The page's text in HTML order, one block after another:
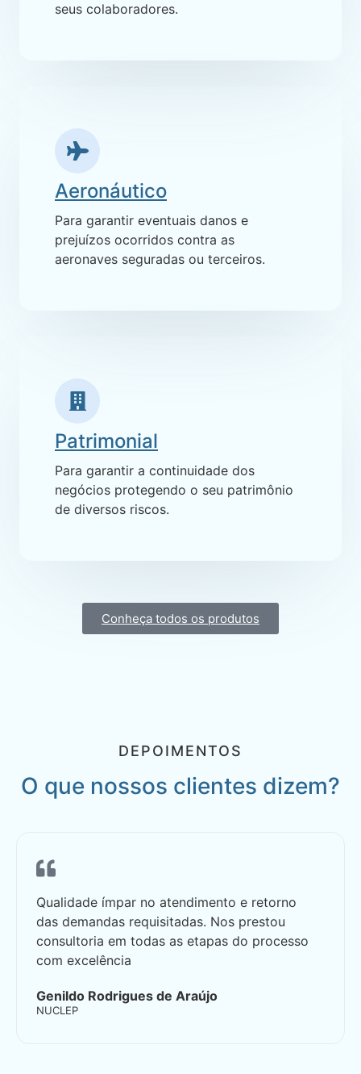
seus colaboradores.
Aeronáutico
Para garantir eventuais danos e
prejuízos ocorridos contra as
aeronaves seguradas ou terceiros.
Patrimonial
Para garantir a continuidade dos
negócios protegendo o seu patrimônio
de diversos riscos.
Conheça todos os produtos
DEPOIMENTOS
O que nossos clientes dizem?
Qualidade ímpar no atendimento e retorno
das demandas requisitadas. Nos prestou
consultoria em todas as etapas do processo
com excelência
Genildo Rodrigues de Araújo
NUCLEP